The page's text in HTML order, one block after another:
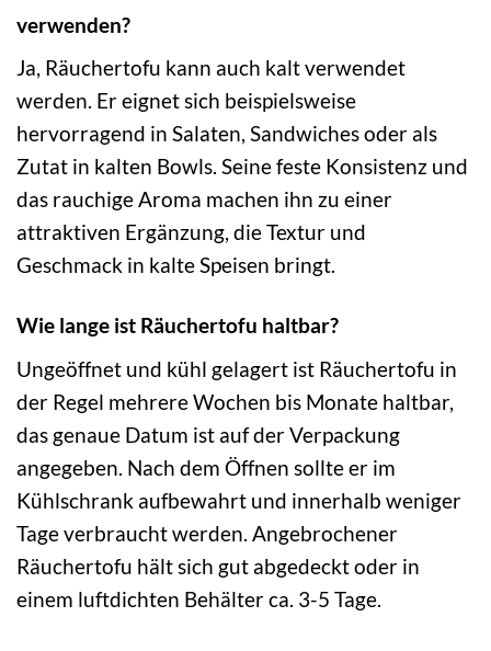
verwenden?
Ja, Räuchertofu kann auch kalt verwendet
werden. Er eignet sich beispielsweise
hervorragend in Salaten, Sandwiches oder als
Zutat in kalten Bowls. Seine feste Konsistenz und
das rauchige Aroma machen ihn zu einer
attraktiven Ergänzung, die Textur und
Geschmack in kalte Speisen bringt.
Wie lange ist Räuchertofu haltbar?
Ungeöffnet und kühl gelagert ist Räuchertofu in
der Regel mehrere Wochen bis Monate haltbar,
das genaue Datum ist auf der Verpackung
angegeben. Nach dem Öffnen sollte er im
Kühlschrank aufbewahrt und innerhalb weniger
Tage verbraucht werden. Angebrochener
Räuchertofu hält sich gut abgedeckt oder in
einem luftdichten Behälter ca. 3-5 Tage.